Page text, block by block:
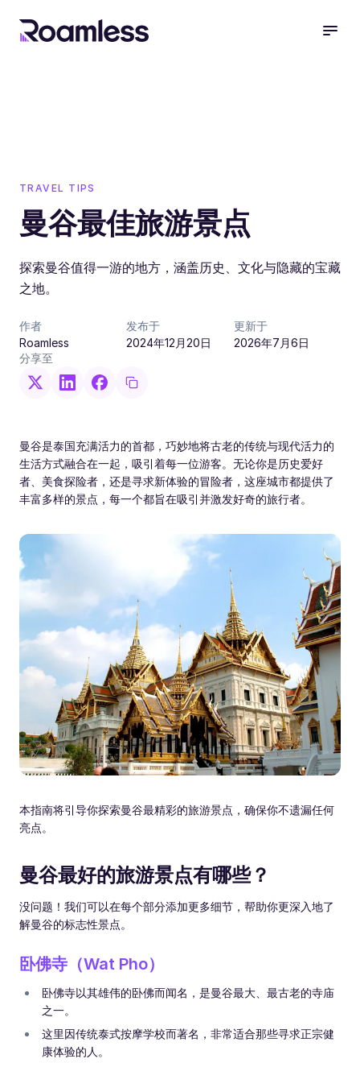
TRAVEL TIPS
曼谷最佳旅游景点
探索曼谷值得一游的地方，涵盖历史、文化与隐藏的宝藏
之地。
作者
Roamless
发布于
2024年12月20日
更新于
2026年7月6日
分享至
曼谷是泰国充满活力的首都，巧妙地将古老的传统与现代活力的
生活方式融合在一起，吸引着每一位游客。无论你是历史爱好
者、美食探险者，还是寻求新体验的冒险者，这座城市都提供了
丰富多样的景点，每一个都旨在吸引并激发好奇的旅行者。
本指南将引导你探索曼谷最精彩的旅游景点，确保你不遗漏任何
亮点。
曼谷最好的旅游景点有哪些？
没问题！我们可以在每个部分添加更多细节，帮助你更深入地了
解曼谷的标志性景点。
卧佛寺（Wat Pho）
卧佛寺以其雄伟的卧佛而闻名，是曼谷最大、最古老的寺庙
之一。
这里因传统泰式按摩学校而著名，非常适合那些寻求正宗健
康体验的人。